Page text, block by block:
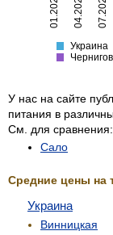
Украина
Черниговская
01.2021 04.2021 07.2021
Украина
У нас на сайте
питания в
См. для сравнения:
Сало
Средние цены на
Украина
Винницкая